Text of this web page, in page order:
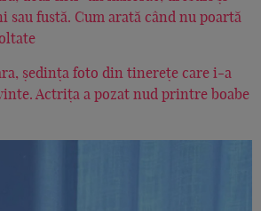
sau fustă. Cum arată când nu poartă
ședința foto din tinerețe care i-a
Actrița a pozat nud printre boabe